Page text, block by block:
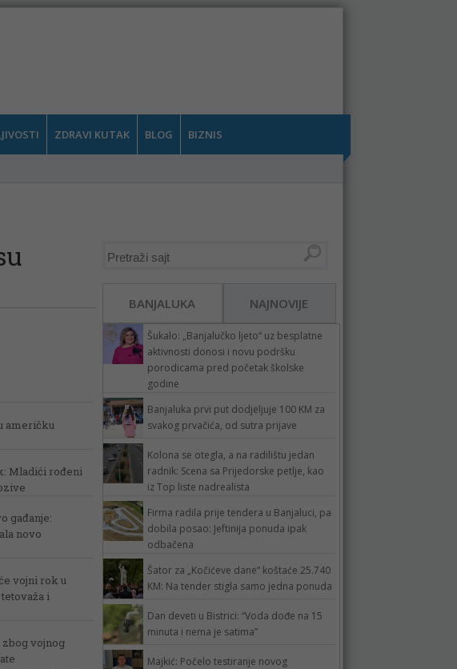
ZDRAVI KUTAK BLOG BIZNIS
američku
Mladići rođeni
gađanje:
novo
vojni rok u
i
zbog vojnog
BANJALUKA NAJNOVIJE
Šukalo: „Banjalučko ljeto“ uz besplatne
aktivnosti donosi i novu podršku
porodicama pred početak školske
godine
Banjaluka prvi put dodjeljuje 100 KM za
svakog prvačića, od sutra prijave
Kolona se otegla, a na radilištu jedan
radnik: Scena sa Prijedorske petlje, kao
iz Top liste nadrealista
Firma radila prije tendera u Banjaluci, pa
dobila posao: Jeftinija ponuda ipak
odbačena
Šator za „Kočićeve dane“ koštaće 25.740
KM: Na tender stigla samo jedna ponuda
Dan deveti u Bistrici: “Voda dođe na 15
minuta i nema je satima”
Majkić: Počelo testiranje novog